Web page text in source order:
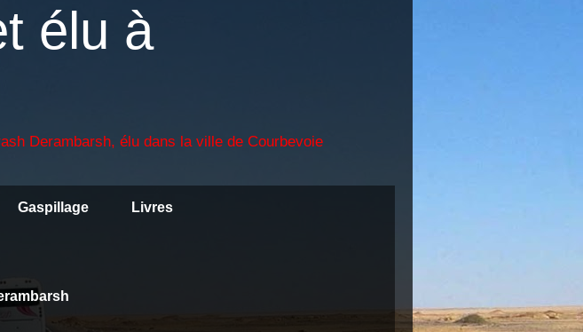
élu à
Derambarsh, élu dans la ville de Courbevoie
Gaspillage Livres